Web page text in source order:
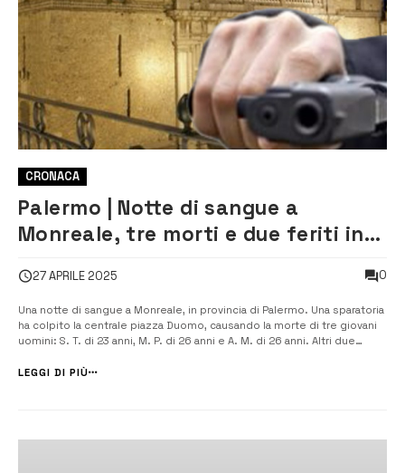
CRONACA
Palermo | Notte di sangue a
Monreale, tre morti e due feriti in
27 APRILE 2025 0
Una notte di sangue a Monreale, in provincia di Palermo. Una sparatoria
ha colpito la centrale piazza Duomo, causando la morte di tre giovani
uomini: S. T. di 23 anni, M. P. di 26 anni e A. M. di 26 anni. Altri due
LEGGI DI PIÙ